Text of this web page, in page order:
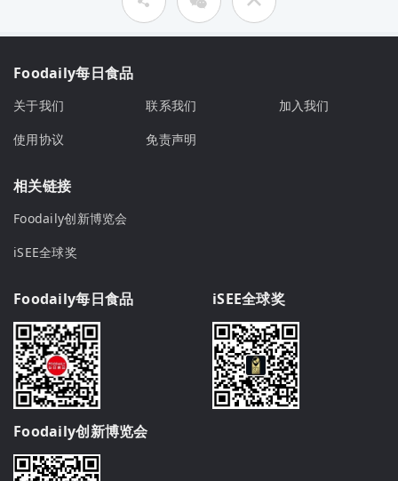
Foodaily每日食品
关于我们 联系我们
加入我们
使用协议
免责声明
相关链接
Foodaily创新博览会
iSEE全球奖
Foodaily每日食品 iSEE全球奖
Foodaily创新博览会